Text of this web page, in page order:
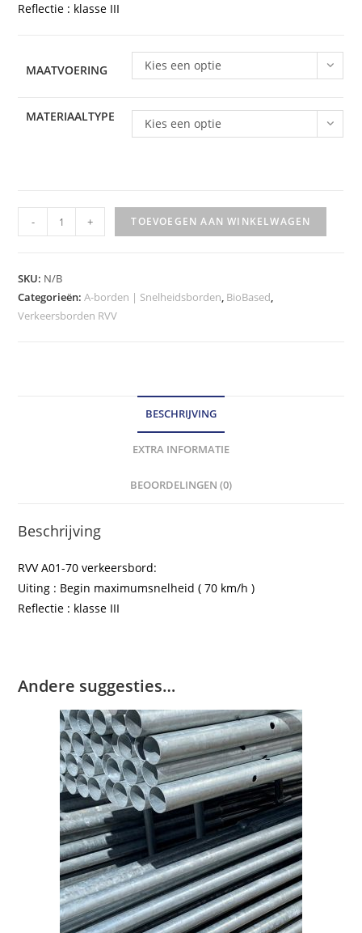
Reflectie : klasse III
MAATVOERING Kies een optie
MATERIAALTYPE Kies een optie
Verkeersbord
model
A01-
70
- + TOEVOEGEN AAN WINKELWAGEN
SKU: N/B
Categorieën:A-borden | Snelheidsborden, BioBased,
Verkeersborden RVV
BESCHRIJVING
EXTRA INFORMATIE
BEOORDELINGEN (0)
Beschrijving
RVV A01-70 verkeersbord:
Uiting : Begin maximumsnelheid ( 70 km/h )
Reflectie : klasse III
Andere suggesties…